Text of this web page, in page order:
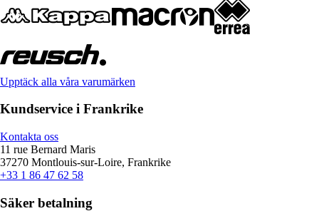
Upptäck alla våra varumärken
Kundservice i Frankrike
Kontakta oss
11 rue Bernard Maris
37270 Montlouis-sur-Loire, Frankrike
+33 1 86 47 62 58
Säker betalning